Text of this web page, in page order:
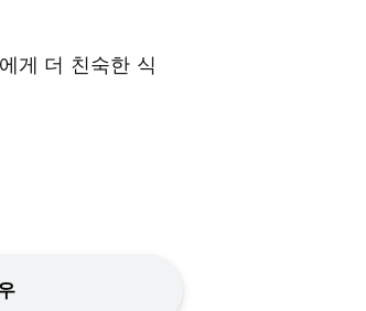
게 더 친숙한 식